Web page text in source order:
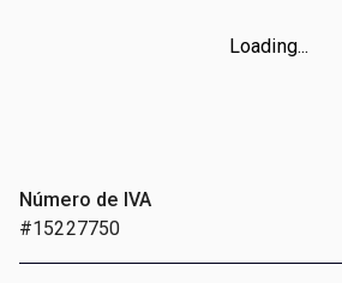
Loading...
Número de IVA
#15227750